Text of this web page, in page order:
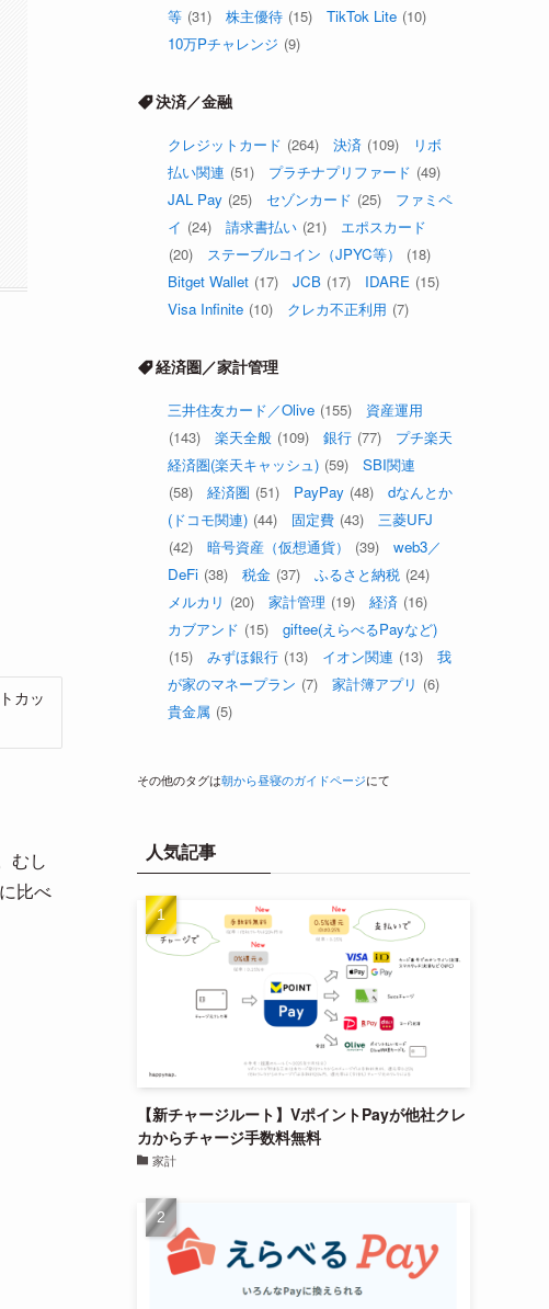
カッ
むし
比べ
等 (31) 株主優待 (15) TikTok Lite (10)
10万Pチャレンジ (9)
決済／金融
クレジットカード (264) 決済 (109)
リボ
払い関連 (51) プラチナプリファード (49)
JAL Pay (25) セゾンカード (25)
ファミペ
イ (24) 請求書払い (21)
エポスカード
(20)
ステーブルコイン（JPYC等）
(18)
Bitget Wallet (17) JCB (17) IDARE (15)
Visa Infinite (10) クレカ不正利用 (7)
経済圏／家計管理
三井住友カード／Olive (155)
資産運用
(143)
楽天全般 (109) 銀行 (77)
プチ楽天
経済圏(楽天キャッシュ) (59)
SBI関連
(58)
経済圏 (51) PayPay (48)
dなんとか
(ドコモ関連) (44) 固定費 (43)
三菱UFJ
(42)
暗号資産（仮想通貨） (39)
web3／
DeFi (38) 税金 (37) ふるさと納税 (24)
メルカリ (20) 家計管理 (19) 経済 (16)
カブアンド (15)
giftee(えらべるPayなど)
(15)
みずほ銀行 (13) イオン関連 (13)
我
が家のマネープラン (7) 家計簿アプリ (6)
貴金属 (5)
その他のタグは朝から昼寝のガイドページにて
人気記事
【新チャージルート】VポイントPayが他社クレ
カからチャージ手数料無料
家計